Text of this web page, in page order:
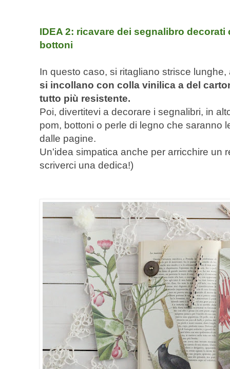
IDEA 2: ricavare dei segnalibro
bottoni
In questo caso, si ritagliano strisce
si incollano con colla vinilica a del
tutto più resistente.
Poi, divertitevi a decorare i segnalibri, in
pom, bottoni o perle di legno che saranno
dalle pagine.
Un'idea simpatica anche per arricchire un
scriverci una dedica!)